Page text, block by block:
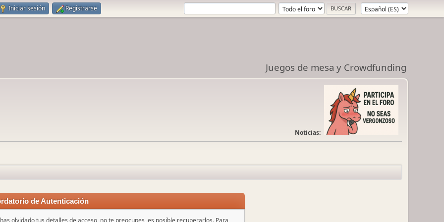
Iniciar sesión Registrarse
Juegos de mesa y Crowdfunding
Noticias:
de Autenticación
olvidado tus detalles de acceso, no te preocupes, es posible recuperarlos. Para